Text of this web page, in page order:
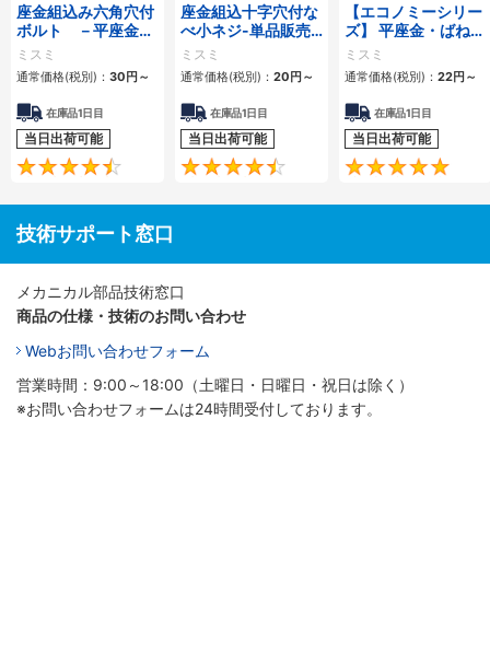
座金組込み六角穴付
ボルト －平座金・
ばね座金組込/緩み
防止処理付・パック
販売－
ミスミ
通常価格(税別)： 30 円 ～
在庫品1日目
当日出荷可能
4.7
座金組込十字穴付な
べ小ネジ-単品販売
－
ミスミ
通常価格(税別)： 20 円 ～
在庫品1日目
当日出荷可能
4.7
【エコノミーシリー
ズ】 平座金・ばね座
金組込み六角穴付ボ
ルト 小箱・単品
ミスミ
通常価格(税別)： 22円 ～
在庫品1日目
当日出荷可能
技術サポート窓口
メカニカル部品技術窓口
商品の仕様・技術のお問い合わせ
Webお問い合わせフォーム
営業時間：9:00～18:00（土曜日・日曜日・祝日は除く）
※お問い合わせフォームは24時間受付しております。